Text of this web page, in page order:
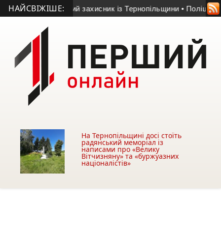
НАЙСВІЖІШЕ:
молодий захисник із Тернопільщини • Поліція
На Тернопільщині досі стоїть
радянський меморіал із
написами про «Велику
Вітчизняну» та «буржуазних
націоналістів»